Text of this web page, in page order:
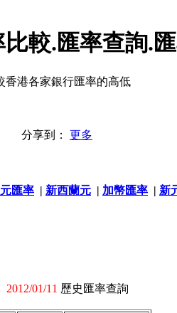
較.匯率查詢.
香港各家銀行匯率的高低
分享到： 更多
匯率 | 新西蘭元 | 加幣匯率 | 新
2012/01/11 歷史匯率查詢